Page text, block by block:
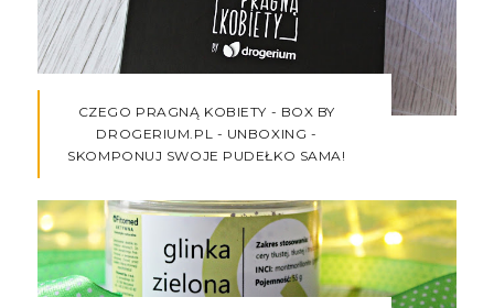
CZEGO PRAGNĄ KOBIETY - BOX BY
DROGERIUM.PL - UNBOXING -
SKOMPONUJ SWOJE PUDEŁKO SAMA!